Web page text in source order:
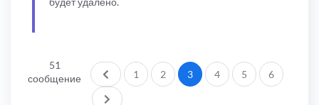
51
сообщение
Пред.
1 2 3 4 5
6
След.